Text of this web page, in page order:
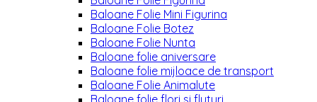
Baloane Folie Mini Figurina
Baloane Folie Botez
Baloane Folie Nunta
Baloane folie aniversare
Baloane folie mijloace de transport
Baloane Folie Animalute
Baloane folie flori si fluturi